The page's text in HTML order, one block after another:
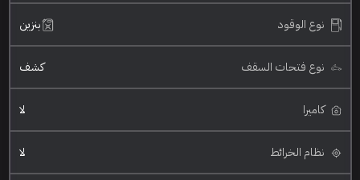
نوع الوقود بنزين
نوع فتحات السقف كشف
كاميرا لا
نظام الخرائط لا